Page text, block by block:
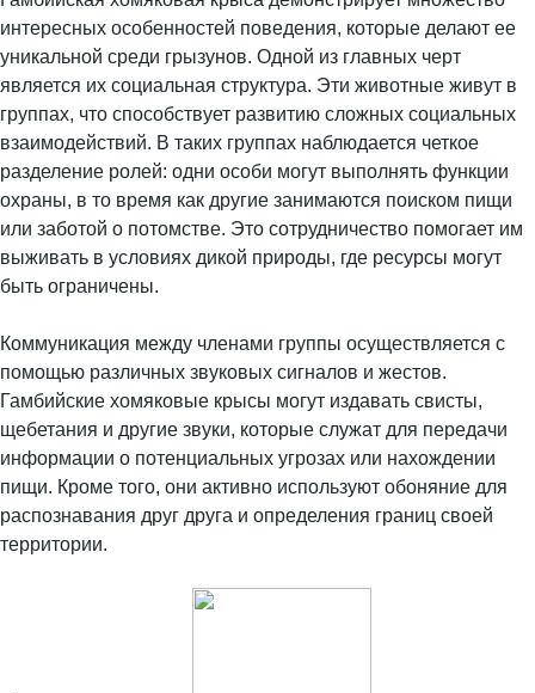
интересных особенностей поведения, которые делают ее
уникальной среди грызунов. Одной из главных черт
является их социальная структура. Эти животные живут в
группах, что способствует развитию сложных социальных
взаимодействий. В таких группах наблюдается четкое
разделение ролей: одни особи могут выполнять функции
охраны, в то время как другие занимаются поиском пищи
или заботой о потомстве. Это сотрудничество помогает им
выживать в условиях дикой природы, где ресурсы могут
быть ограничены.
Коммуникация между членами группы осуществляется с
помощью различных звуковых сигналов и жестов.
Гамбийские хомяковые крысы могут издавать свисты,
щебетания и другие звуки, которые служат для передачи
информации о потенциальных угрозах или нахождении
пищи. Кроме того, они активно используют обоняние для
распознавания друг друга и определения границ своей
территории.